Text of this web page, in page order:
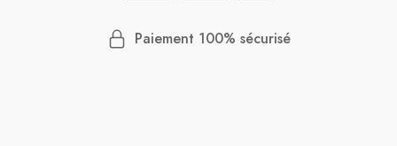
Paiement 100% sécurisé